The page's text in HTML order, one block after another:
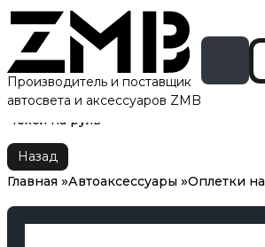
Производитель и поставщик
автосвета и аксессуаров ZMB
Главная Автоаксессуары
Оплетки на
Чехол на руль
Назад
Главная
Автоаксессуары Оплетки